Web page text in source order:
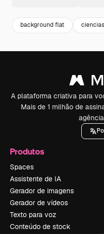
background flat ciencias
A plataforma criativa para
Mais de 1 milhão de
Produtos
Spaces
Assistente de IA
Gerador de imagens
Gerador de vídeos
Texto para voz
Conteúdo de stock